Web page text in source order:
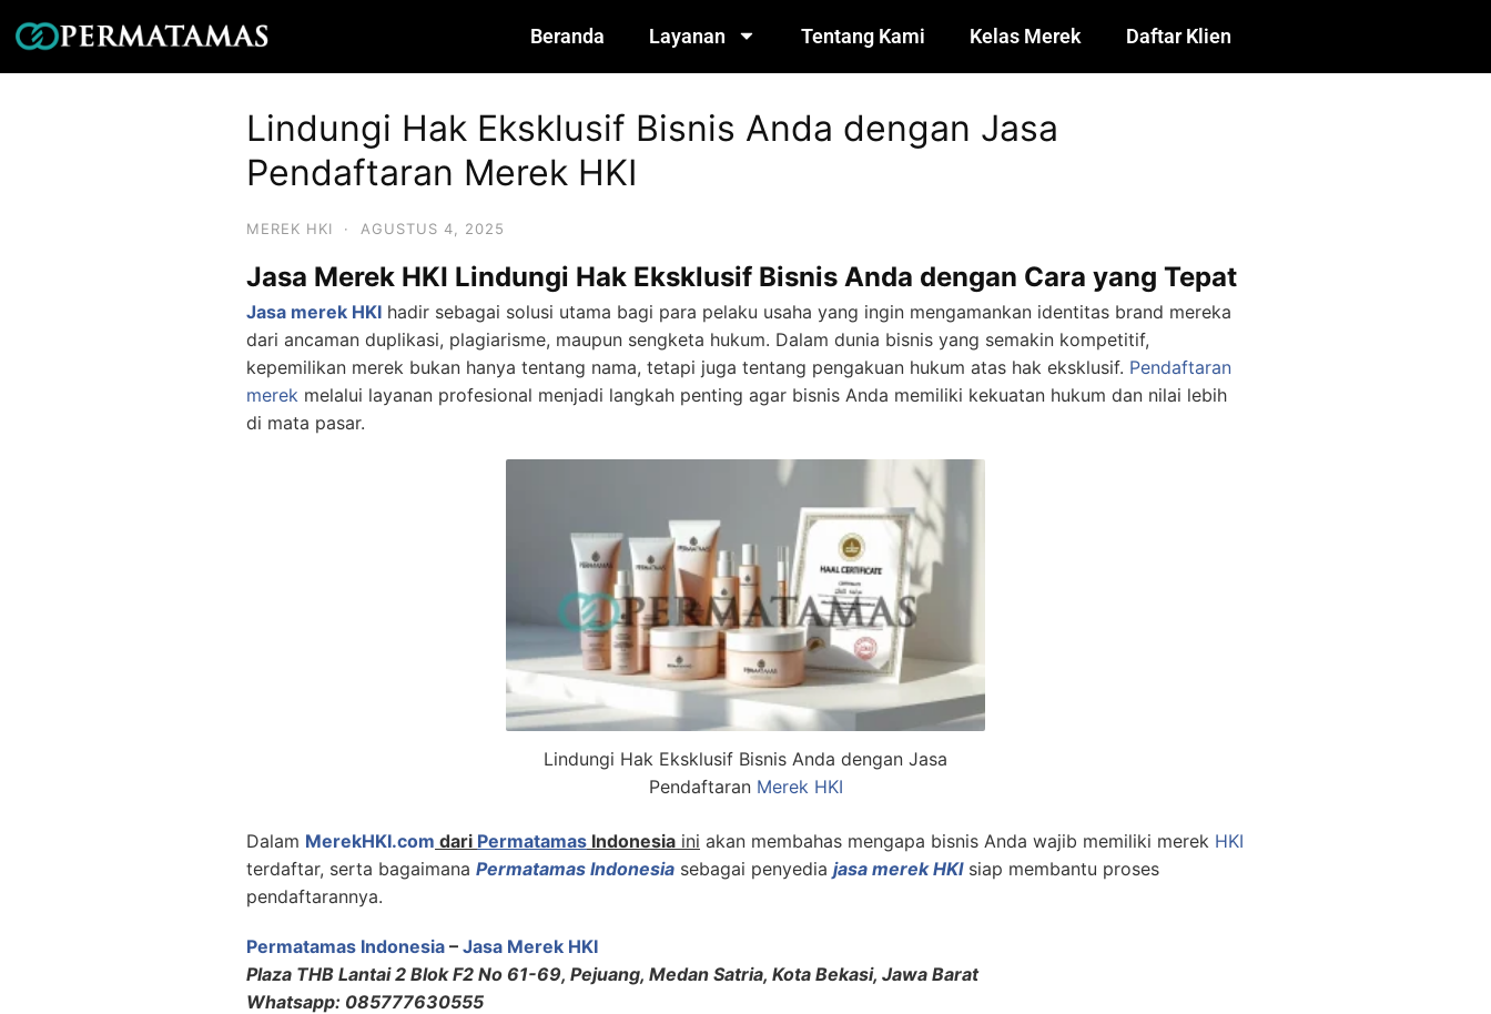
Beranda Layanan Tentang Kami Kelas Merek Daftar Klien
Lindungi Hak Eksklusif Bisnis Anda dengan Jasa
Pendaftaran Merek HKI
MEREK HKI · AGUSTUS 4, 2025
Jasa Merek HKI Lindungi Hak Eksklusif Bisnis Anda dengan Cara yang Tepat
Jasa merek HKI hadir sebagai solusi utama bagi para pelaku usaha yang ingin mengamankan identitas brand mereka
dari ancaman duplikasi, plagiarisme, maupun sengketa hukum. Dalam dunia bisnis yang semakin kompetitif,
kepemilikan merek bukan hanya tentang nama, tetapi juga tentang pengakuan hukum atas hak eksklusif. Pendaftaran
merek melalui layanan profesional menjadi langkah penting agar bisnis Anda memiliki kekuatan hukum dan nilai lebih
di mata pasar.
Lindungi Hak Eksklusif Bisnis Anda dengan Jasa
Pendaftaran Merek HKI
Dalam MerekHKI.com dari Permatamas Indonesia ini akan membahas mengapa bisnis Anda wajib memiliki merek HKI
terdaftar, serta bagaimana Permatamas Indonesia sebagai penyedia jasa merek HKIsiap membantu proses
pendaftarannya.
Permatamas Indonesia – Jasa Merek HKI
Plaza THB Lantai 2 Blok F2 No 61-69, Pejuang, Medan Satria, Kota Bekasi, Jawa Barat
Whatsapp: 085777630555